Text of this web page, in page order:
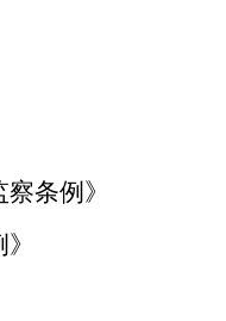
条例》